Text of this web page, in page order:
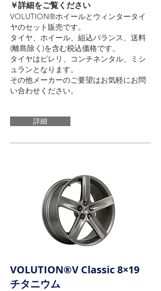
​￥詳細をご覧ください
VOLUTION®ホイールとウィンタータイ
ヤのセット販売です。
タイヤ、ホイール、組込バランス、送料
(離島除く)を含む税込価格です。
タイヤはピレリ、コンチネンタル、ミシ
ュランとなります。
その他メーカーのご要望はお気軽にお問
い合わせください。
詳細
VOLUTION®V Classic 8×19
チタニウム